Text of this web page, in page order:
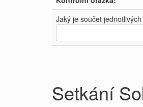
Jaký je součet
Setkání